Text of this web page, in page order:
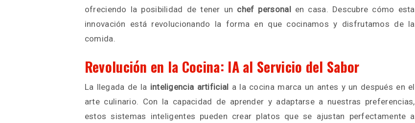
ofreciendo la posibilidad de tener un chef personal en casa. Descubre cómo esta
innovación está revolucionando la forma en que cocinamos y disfrutamos de la
comida.
Revolución en la Cocina: IA al Servicio del Sabor
La llegada de la inteligencia artificial a la cocina marca un antes y un después en el
arte culinario. Con la capacidad de aprender y adaptarse a nuestras preferencias,
estos sistemas inteligentes pueden crear platos que se ajustan perfectamente a